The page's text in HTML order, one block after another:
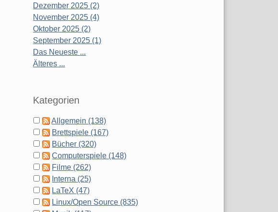
Dezember 2025 (2)
November 2025 (4)
Oktober 2025 (2)
September 2025 (1)
Das Neueste ...
Älteres ...
Kategorien
Allgemein (138)
Brettspiele (167)
Bücher (320)
Computerspiele (148)
Filme (262)
Interna (25)
LaTeX (47)
Linux/Open Source (835)